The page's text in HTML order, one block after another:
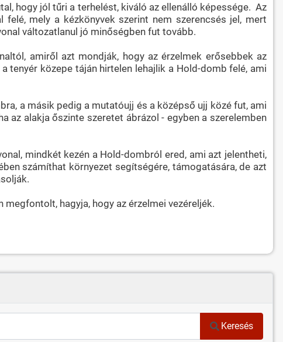
hogy jól tűri a terhelést, kiváló az ellenálló képessége. Az
mely a kézkönyvek szerint nem szerencsés jel, mert
változatlanul jó minőségben fut tovább.
amiről azt mondják, hogy az érzelmek erősebbek az
tenyér közepe táján hirtelen lehajlik a Hold-domb felé, ami
a másik pedig a mutatóujj és a középső ujj közé fut, ami
az alakja őszinte szeretet ábrázol - egyben a szerelemben
mindkét kezén a Hold-dombról ered, ami azt jelentheti,
számíthat környezet segítségére, támogatására, de azt
hagyja, hogy az érzelmei vezéreljék.
Keresés